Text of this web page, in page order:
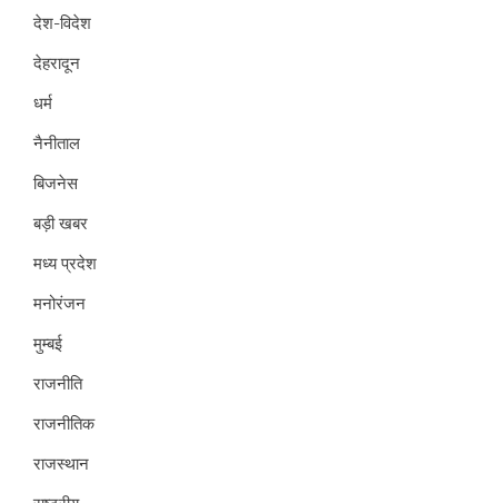
देश-विदेश
देहरादून
धर्म
नैनीताल
बिजनेस
बड़ी खबर
मध्य प्रदेश
मनोरंजन
मुम्बई
राजनीति
राजनीतिक
राजस्थान